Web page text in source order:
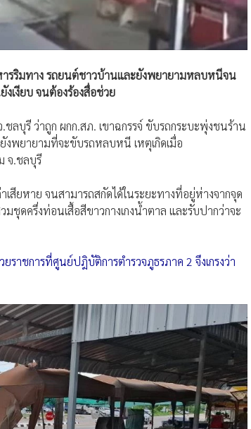
ารริมทาง รถยนต์ชาวบ้านและยังพยายามหลบหนีจน
เงียบ จนต้องร้องสื่อช่วย
ลบุรี ว่าถูก ผกก.สภ. เขาฉกรรจ์ ขับรถกระบะพุ่งชนร้าน
งพยายามที่จะขับรถหลบหนี เหตุเกิดเมื่อ
จ.ชลบุรี
เสียหาย จนสามารถสกัดได้ในระยะทางที่อยู่ห่างจากจุด
ชุดครึ่งท่อนเสื้อสีขาวกางเกงน้ำตาล และรับปากว่าจะ
ราชการที่ศูนย์​ปฎิบัติการ​ตำรวจภูธรภาค 2 จึงเกรงว่า